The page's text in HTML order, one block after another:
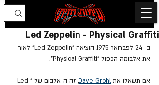
Led Zeppelin - Physical Graffiti
ב- 24 לפברואר 1975 הוציאה "Led Zeppelin" לאור
את אלבומה הכפול "Physical Graffiti".
אם תשאלו את Dave Grohl
, זה ה-אלבום של "Led